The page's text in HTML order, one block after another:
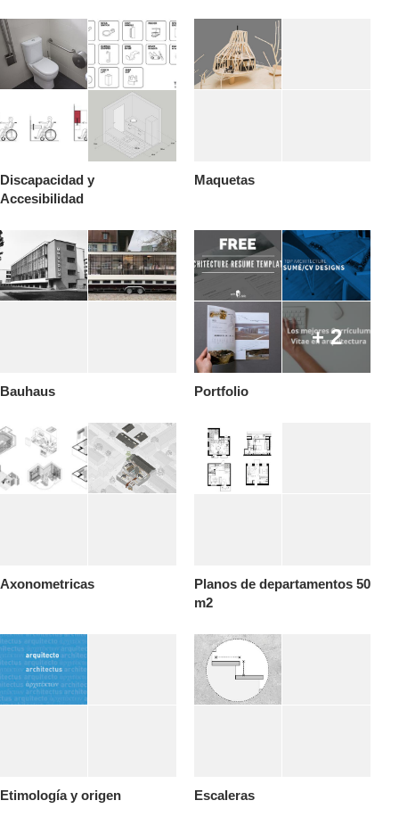
Discapacidad y
Accesibilidad
Maquetas
Bauhaus
+ 2
Portfolio
Axonometricas
Planos de departamentos 50
m2
Etimología y origen Escaleras